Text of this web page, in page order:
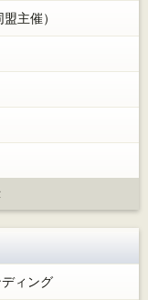
盟主催）
ィング